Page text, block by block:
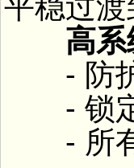
高系
- 防护
- 锁定
- 所有